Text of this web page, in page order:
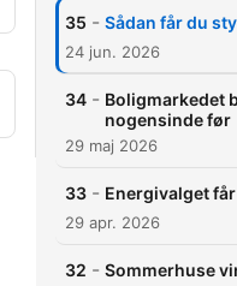
35 - Sådan får du
24 jun. 2026
34 - Boligmarkedet
nogensinde før
29 maj 2026
33 - Energivalget
29 apr. 2026
32 - Sommerhuse